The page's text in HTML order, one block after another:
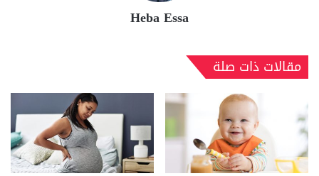
Heba Essa
مقالات ذات صلة